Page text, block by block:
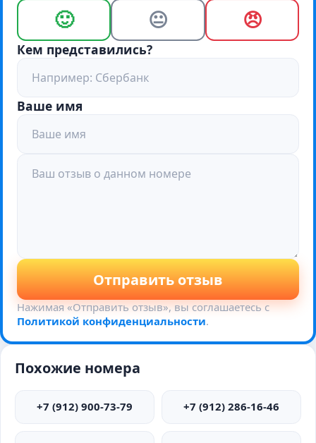
🙂 😐 😠
Кем представились?
Ваше имя
Отправить отзыв
Нажимая «Отправить отзыв», вы соглашаетесь с
Политикой конфиденциальности.
Похожие номера
+7 (912) 900-73-79 +7 (912) 286-16-46